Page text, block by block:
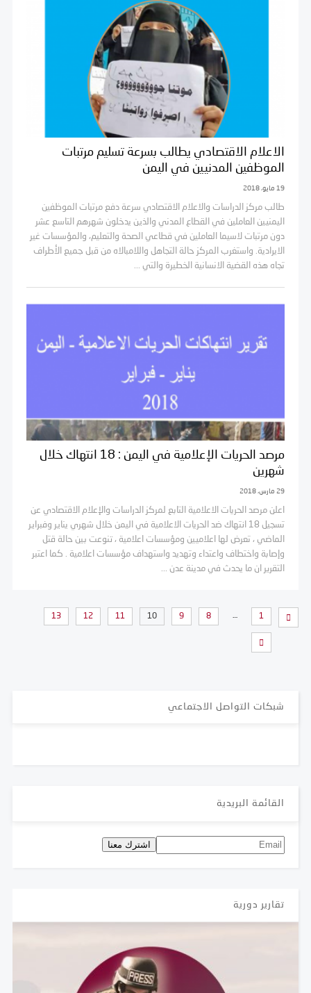
الاعلام الاقتصادي يطالب بسرعة تسليم مرتبات
الموظفين المدنيين في اليمن
19 مايو، 2018
طالب مركز الدراسات والاعلام الاقتصادي سرعة دفع مرتبات الموظفين
اليمنيين العاملين في القطاع المدني والذين يدخلون شهرهم التاسع عشر
دون مرتبات لاسيما العاملين في قطاعي الصحة والتعليم، والمؤسسات غير
الايرادية. واستغرب المركز حالة التجاهل واللامبالاه من قبل جميع الأطراف
تجاه هذه القضية الانسانية الخطيرة والتي ...
مرصد الحريات الإعلامية في اليمن : 18 انتهاك خلال
شهرين
29 مارس، 2018
اعلن مرصد الحريات الاعلامية التابع لمركز الدراسات والإعلام الاقتصادي عن
تسجيل 18 انتهاك ضد الحريات الاعلامية في اليمن خلال شهري يناير وفبراير
الماضي ، تعرض لها اعلاميين ومؤسسات اعلامية ، تنوعت بين حالة قتل
وإصابة واختطاف واعتداء وتهديد واستهداف مؤسسات اعلامية . كما اعتبر
التقرير ان ما يحدث في مدينة عدن ...
1
…
8
9
10
11
12
13
شبكات التواصل الاجتماعي
القائمة البريدية
تقارير دورية